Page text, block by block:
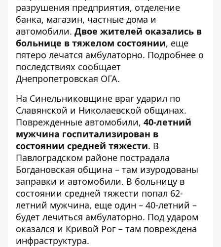
разрушения предприятия, отделение
банка, магазин, частные дома и
автомобили. Двое жителей оказались в
больнице в тяжелом состоянии, еще
пятеро лечатся амбулаторно. Подробнее о
последствиях сообщает
Днепропетровская ОГА.
На Синельниковщине враг ударил по
Славянской и Николаевской общинах.
Поврежденные автомобили, 40-летний
мужчина госпитализирован в
состоянии средней тяжести. В
Павлоградском районе пострадала
Богдановская община – там изуродованы
заправки и автомобили. В больницу в
состоянии средней тяжести попал 62-
летний мужчина, еще один – 40-летний –
будет лечиться амбулаторно. Под ударом
оказался и Кривой Рог – там повреждена
инфраструктура.